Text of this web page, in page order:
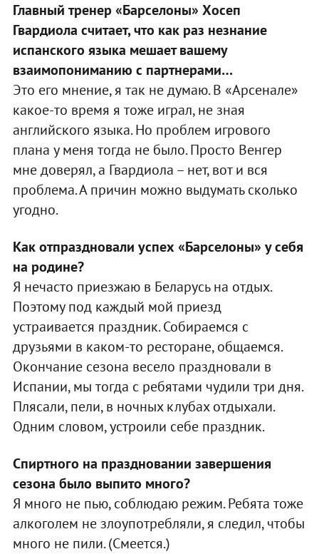
Главный тренер «Барселоны» Хосеп
Гвардиола считает, что как раз незнание
испанского языка мешает вашему
взаимопониманию с партнерами…
Это его мнение, я так не думаю. В «Арсенале»
какое-то время я тоже играл, не зная
английского языка. Но проблем игрового
плана у меня тогда не было. Просто Венгер
мне доверял, а Гвардиола – нет, вот и вся
проблема. А причин можно выдумать сколько
угодно.
Как отпраздновали успех «Барселоны» у себя
на родине?
Я нечасто приезжаю в Беларусь на отдых.
Поэтому под каждый мой приезд
устраивается праздник. Собираемся с
друзьями в каком-то ресторане, общаемся.
Окончание сезона весело праздновали в
Испании, мы тогда с ребятами чудили три дня.
Плясали, пели, в ночных клубах отдыхали.
Одним словом, устроили себе праздник.
Спиртного на праздновании завершения
сезона было выпито много?
Я много не пью, соблюдаю режим. Ребята тоже
алкоголем не злоупотребляли, я следил, чтобы
много не пили. (Смеется.)